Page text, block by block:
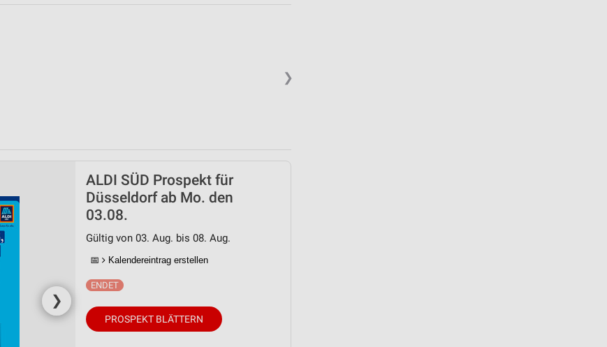
❯
❯
ALDI SÜD Prospekt für
Düsseldorf ab Mo. den
03.08.
Gültig von 03. Aug. bis 08. Aug.
📅 Kalendereintrag erstellen
PROSPEKT BLÄTTERN